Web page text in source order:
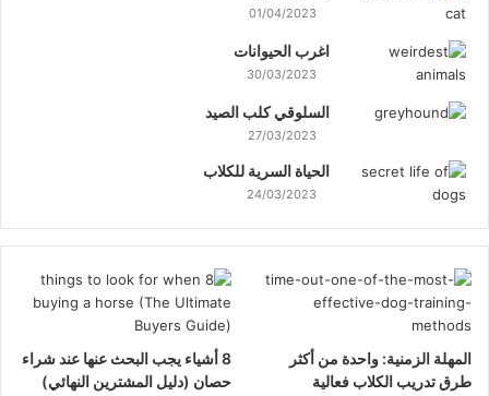
01/04/2023
اغرب الحيوانات
30/03/2023
السلوقي كلب الصيد
27/03/2023
الحياة السرية للكلاب
24/03/2023
المهلة الزمنية: واحدة من أكثر
طرق تدريب الكلاب فعالية
8 أشياء يجب البحث عنها عند شراء
حصان (دليل المشترين النهائي)